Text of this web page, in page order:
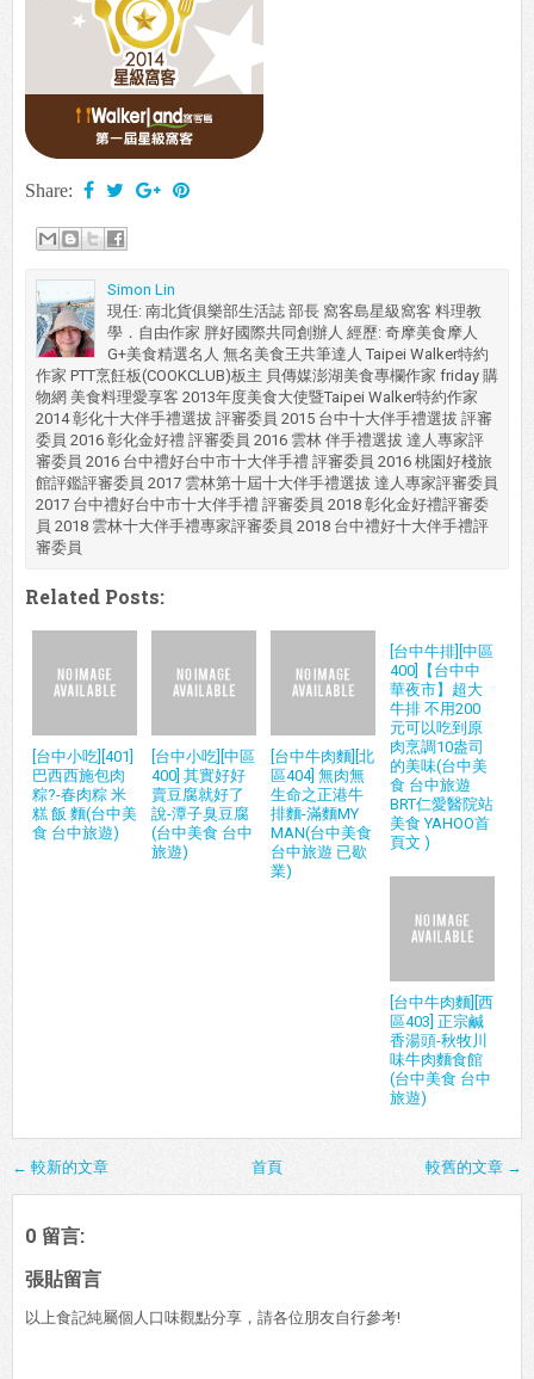
Share:
Simon Lin
現任: 南北貨俱樂部生活誌 部長 窩客島星級窩客 料理教
學．自由作家 胖好國際共同創辦人 經歷: 奇摩美食摩人
G+美食精選名人 無名美食王共筆達人 Taipei Walker特約
作家 PTT烹飪板(COOKCLUB)板主 貝傳媒澎湖美食專欄作家 friday 購
物網 美食料理愛享客 2013年度美食大使暨Taipei Walker特約作家
2014 彰化十大伴手禮選拔 評審委員 2015 台中十大伴手禮選拔 評審
委員 2016 彰化金好禮 評審委員 2016 雲林 伴手禮選拔 達人專家評
審委員 2016 台中禮好台中市十大伴手禮 評審委員 2016 桃園好棧旅
館評鑑評審委員 2017 雲林第十屆十大伴手禮選拔 達人專家評審委員
2017 台中禮好台中市十大伴手禮 評審委員 2018 彰化金好禮評審委
員 2018 雲林十大伴手禮專家評審委員 2018 台中禮好十大伴手禮評
審委員
Related Posts:
[台中小吃][401]
巴西西施包肉
粽?-春肉粽 米
糕 飯 麵(台中美
食 台中旅遊)
[台中小吃][中區
400] 其實好好
賣豆腐就好了
說-潭子臭豆腐
(台中美食 台中
旅遊)
[台中牛肉麵][北
區404] 無肉無
生命之正港牛
排麵-滿麵MY
MAN(台中美食
台中旅遊 已歇
業)
[台中牛排][中區
400]【台中中
華夜市】超大
牛排 不用200
元可以吃到原
肉烹調10盎司
的美味(台中美
食 台中旅遊
BRT仁愛醫院站
美食 YAHOO首
頁文 )
[台中牛肉麵][西
區403] 正宗鹹
香湯頭-秋牧川
味牛肉麵食館
(台中美食 台中
旅遊)
← 較新的文章 較舊的文章 →
首頁
0 留言:
張貼留言
以上食記純屬個人口味觀點分享，請各位朋友自行參考!